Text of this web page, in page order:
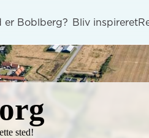
er Boblberg? Bliv inspireret
sted!